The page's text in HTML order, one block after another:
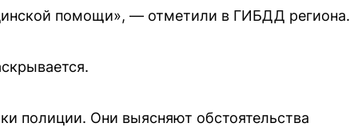
помощи», — отметили в ГИБДД региона.
полиции. Они выясняют обстоятельства